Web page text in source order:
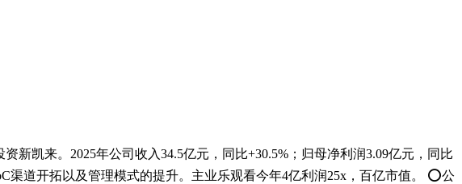
凯来。2025年公司收入34.5亿元，同比+30.5%；归母净利润3.09亿元，同比
道开拓以及管理模式的提升。主业乐观看今年4亿利润25x，百亿市值。 ⭕公